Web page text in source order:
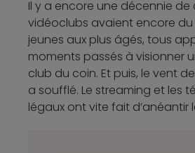
Il y a encore une décennie de
vidéoclubs avaient encore du
jeunes aux plus âgés, tous
moments passés à visionner
club du coin. Et puis, le vent
a soufflé. Le streaming et les
légaux ont vite fait d’anéantir